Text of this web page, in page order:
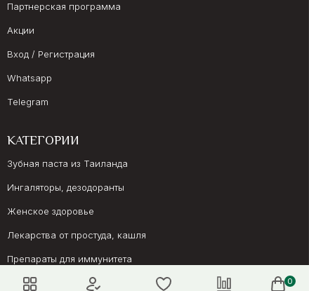
0
Партнерская программа
Акции
Вход / Регистрация
Whatsapp
Telegram
КАТЕГОРИИ
Зубная паста из Таиланда
Ингаляторы, дезодоранты
Женское здоровье
Лекарства от простуда, кашля
Препараты для иммунитета
Онкология, суставы